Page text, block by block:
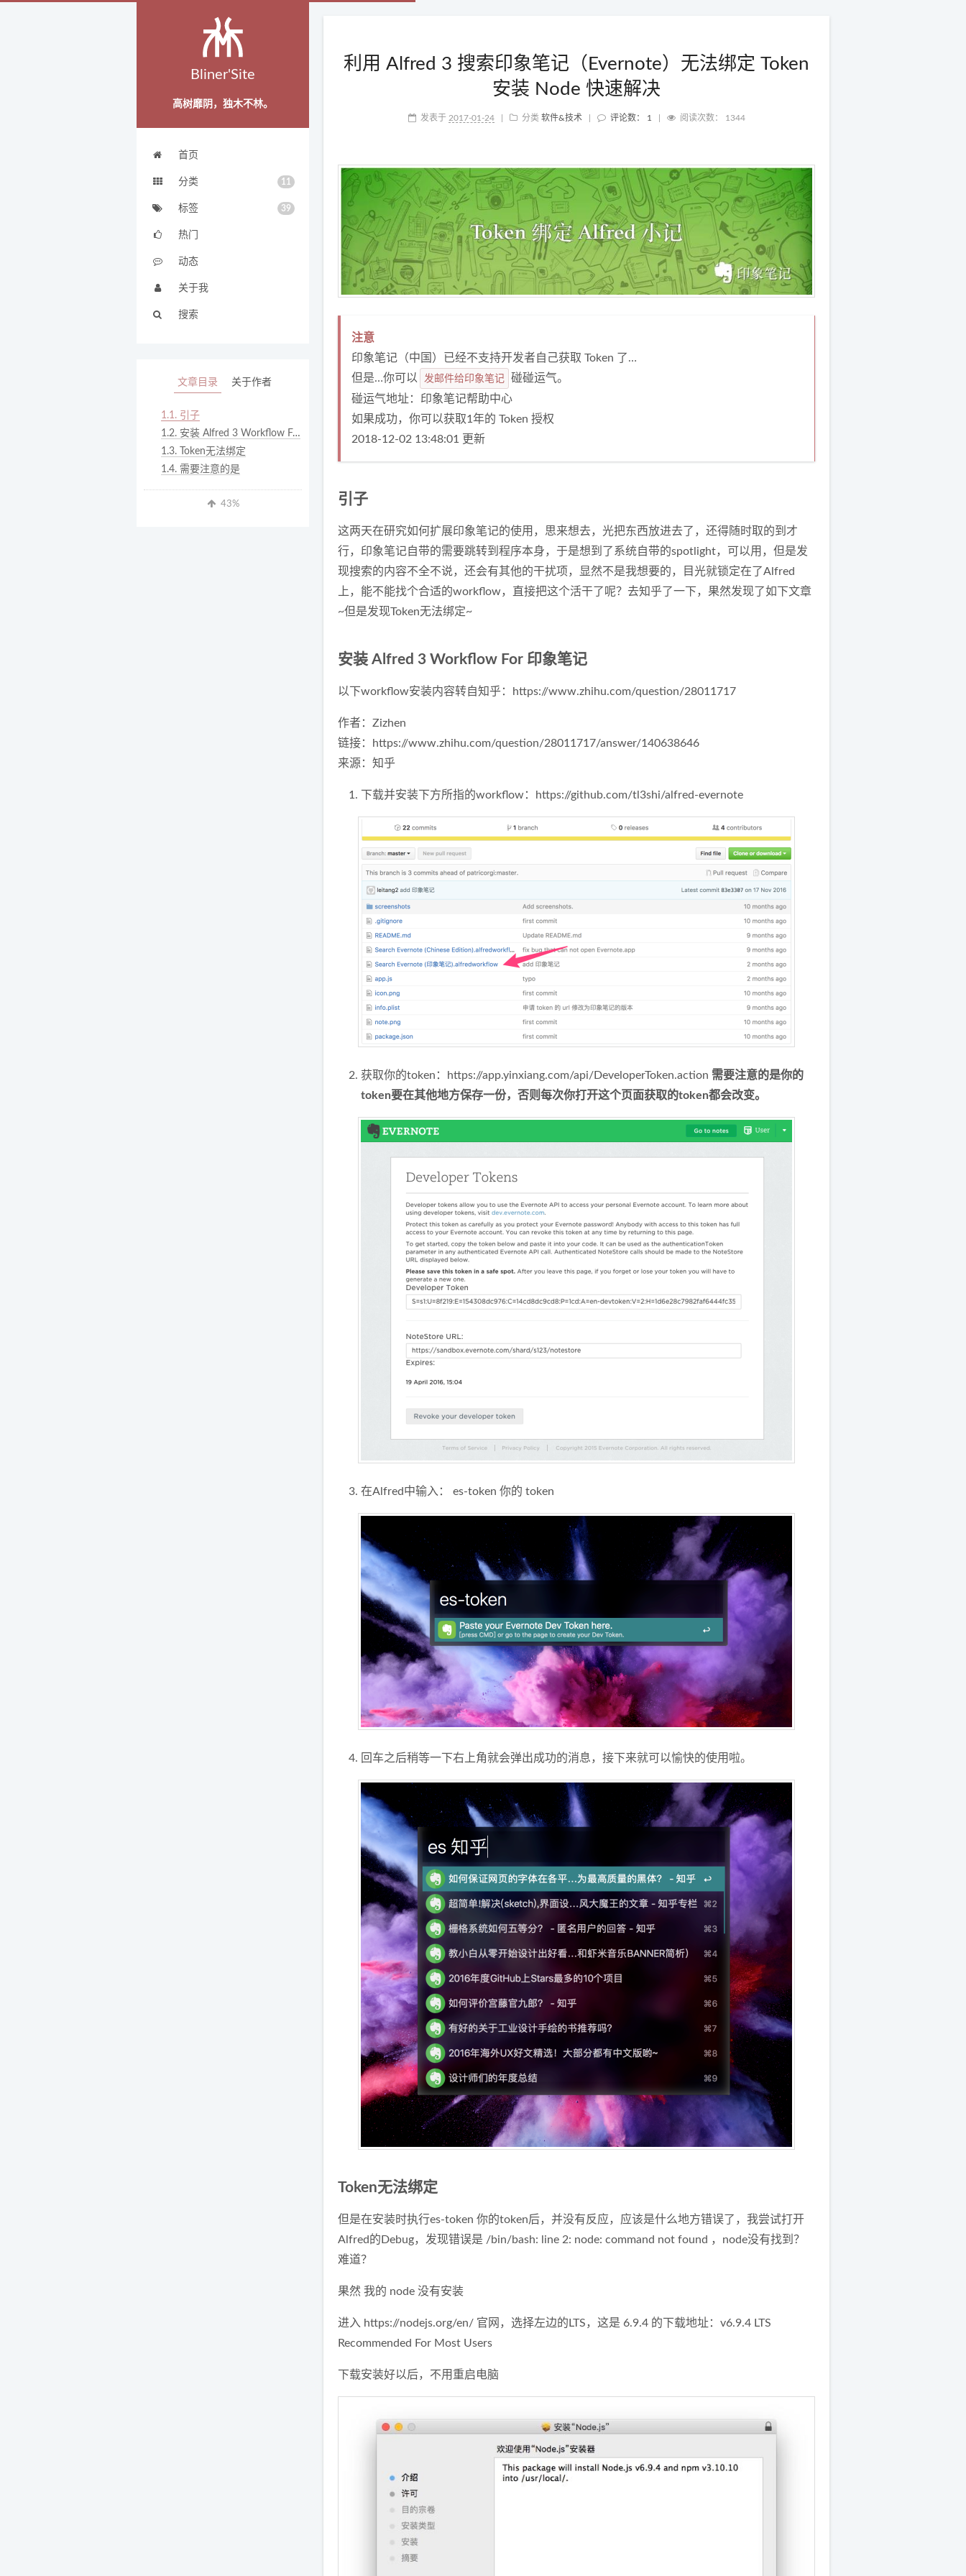
Bliner'Site
高树靡阴，独木不林。
首页
分类 11
标签 39
热门
动态
关于我
搜索
利用 Alfred 3 搜索印象笔记（Evernote）无法绑定 Token
安装 Node 快速解决
发表于 2017-01-24 分类 软件&技术 评论数： 1 阅读次数： 1344
注意
印象笔记（中国）已经不支持开发者自己获取 Token 了…
但是…你可以
发邮件给印象笔记 碰碰运气。
碰运气地址： 印象笔记帮助中心
如果成功，你可以获取1年的 Token 授权
2018-12-02 13:48:01 更新
引子
这两天在研究如何扩展印象笔记的使用，思来想去，光把东西放进去了，还得随时取的到才
行，印象笔记自带的需要跳转到程序本身，于是想到了系统自带的spotlight，可以用，但是发
现搜索的内容不全不说，还会有其他的干扰项，显然不是我想要的，目光就锁定在了Alfred
上，能不能找个合适的workflow，直接把这个活干了呢？去知乎了一下，果然发现了如下文章
~但是发现Token无法绑定~
安装 Alfred 3 Workflow For 印象笔记
以下workflow安装内容转自知乎： https://www.zhihu.com/question/28011717
作者：Zizhen
链接：
https://www.zhihu.com/question/28011717/answer/140638646
来源：知乎
下载并安装下方所指的workflow： https://github.com/tl3shi/alfred-evernote
获取你的token： https://app.yinxiang.com/api/DeveloperToken.action 需要注意的是你的
token要在其他地方保存一份，否则每次你打开这个页面获取的token都会改变。
在Alfred中输入： es-token 你的 token
回车之后稍等一下右上角就会弹出成功的消息，接下来就可以愉快的使用啦。
Token无法绑定
但是在安装时执行es-token 你的token后，并没有反应，应该是什么地方错误了，我尝试打开
Alfred的Debug，发现错误是 /bin/bash: line 2: node: command not found ，node没有找到？
难道？
果然 我的 node 没有安装
进入 https://nodejs.org/en/ 官网，选择左边的LTS，这是 6.9.4 的下载地址： v6.9.4 LTS
Recommended For Most Users
下载安装好以后，不用重启电脑
文章目录 关于作者
1.1. 引子
1.2. 安装 Alfred 3 Workflow For 印象笔记
1.3.
Token无法绑定
1.4. 需要注意的是
43%